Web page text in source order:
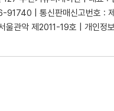
91740 | 통신판매신고번호 :
울관악 제2011-19호 | 개인정